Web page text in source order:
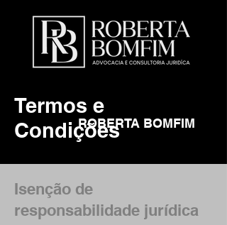
ADVOGADA
ROBERTA BOMFIM
Termos e
Condições
Isenção de
responsabilidade jurídica